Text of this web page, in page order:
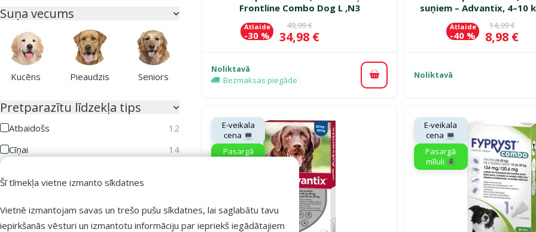
Šī tīmekļa vietne izmanto sīkdatnes
Vietnē izmantojam savas un trešo pušu sīkdatnes, lai saglabātu tavu
iepirkšanās vēsturi un izmantotu informāciju par iepriekš iegādātajiem
Suņa vecums
Kucēns Pieaudzis Seniors
Pretparazītu līdzekļa tips
Atbaidošs
12
Cīņai
14
Kaķa vecums
Frontline Combo Dog L ,N3
Oriģinālā cena
49,99 €
Cena
34,98 €
Atlaide
-30 %
Noliktavā
Bezmaksas piegāde
Pievienot grozam
suņiem – Advantix, 4–10
Oriģinālā
14,99 €
Cena
8,98 €
Atlaide
-40 %
Noliktavā
E-veikala
cena 💻
Pasargā
E-veikala
cena 💻
Pasargā
mīluli 🕷️